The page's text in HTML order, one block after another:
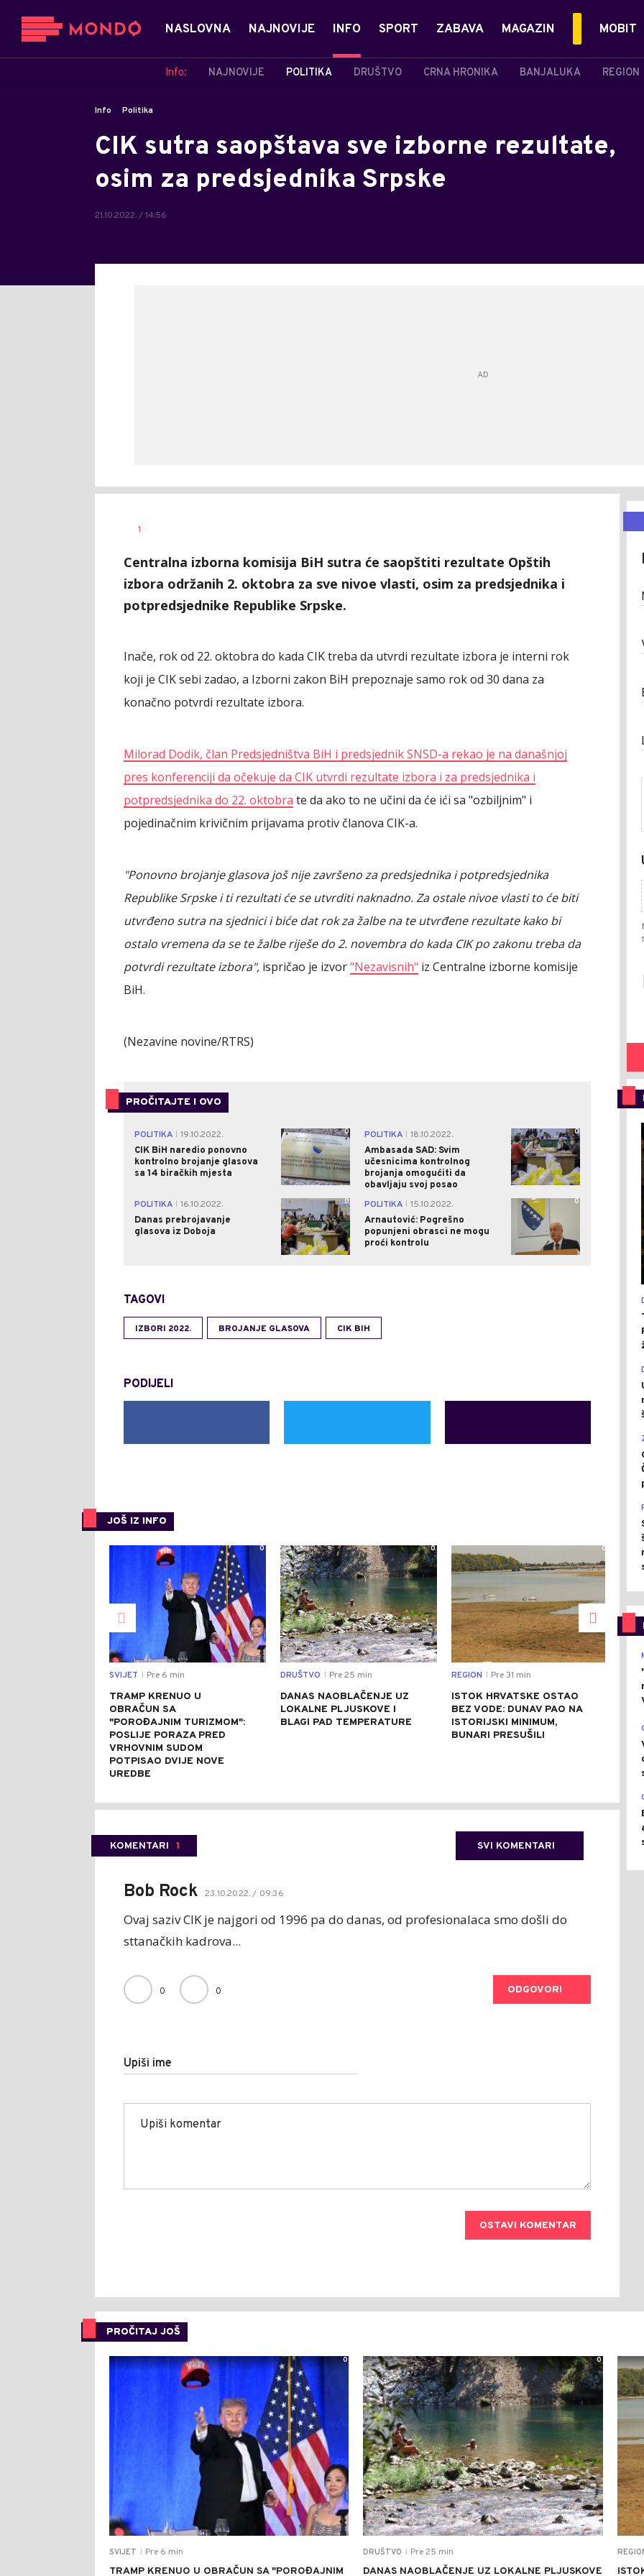
NASLOVNA NAJNOVIJE INFO
Info: NAJNOVIJE POLITIKA DRUŠTVO CRNA HRONIKA BANJALUKA REGION
SPORT ZABAVA MAGAZIN MOBIT
Info Politika
CIK sutra saopštava sve izborne rezultate,
osim za predsjednika Srpske
21.10.2022. / 14:56
AUTOR
1
Centralna izborna komisija BiH sutra će saopštiti rezultate Opštih
izbora održanih 2. oktobra za sve nivoe vlasti, osim za predsjednika i
potpredsjednike Republike Srpske.
Inače, rok od 22. oktobra do kada CIK treba da utvrdi rezultate izbora je interni rok
koji je CIK sebi zadao, a Izborni zakon BiH prepoznaje samo rok od 30 dana za
konačno potvrdi rezultate izbora.
Milorad Dodik, član Predsjedništva BiH i predsjednik SNSD-a rekao je na današnjoj
pres konferenciji da očekuje da CIK utvrdi rezultate izbora i za predsjednika i
potpredsjednika do 22. oktobra te da ako to ne učini da će ići sa "ozbiljnim" i
pojedinačnim krivičnim prijavama protiv članova CIK-a.
"Ponovno brojanje glasova još nije završeno za predsjednika i potpredsjednika
Republike Srpske i ti rezultati će se utvrditi naknadno. Za ostale nivoe vlasti to će biti
utvrđeno sutra na sjednici i biće dat rok za žalbe na te utvrđene rezultate kako bi
ostalo vremena da se te žalbe riješe do 2. novembra do kada CIK po zakonu treba da
potvrdi rezultate izbora", ispričao je izvor"Nezavisnih" iz Centralne izborne komisije
BiH.
(Nezavine novine/RTRS)
PROČITAJTE I OVO
POLITIKA
19.10.2022.
CIK BiH naredio ponovno
kontrolno brojanje glasova
sa 14 biračkih mjesta
0 POLITIKA
18.10.2022.
Ambasada SAD: Svim
učesnicima kontrolnog
brojanja omogućiti da
obavljaju svoj posao
0
POLITIKA
16.10.2022.
Danas prebrojavanje
glasova iz Doboja
0 POLITIKA
15.10.2022.
Arnautović: Pogrešno
popunjeni obrasci ne mogu
proći kontrolu
0
TAGOVI
IZBORI 2022. BROJANJE GLASOVA CIK BIH
PODIJELI
JOŠ IZ INFO
0
SVIJET Pre 6 min
TRAMP KRENUO U
OBRAČUN SA
"POROĐAJNIM TURIZMOM":
POSLIJE PORAZA PRED
VRHOVNIM SUDOM
POTPISAO DVIJE NOVE
UREDBE
0
DRUŠTVO Pre 25 min
DANAS NAOBLAČENJE UZ
LOKALNE PLJUSKOVE I
BLAGI PAD TEMPERATURE
0
REGION Pre 31 min
ISTOK HRVATSKE OSTAO
BEZ VODE: DUNAV PAO NA
ISTORIJSKI MINIMUM,
BUNARI PRESUŠILI
KOMENTARI 1 SVI KOMENTARI
Bob Rock 23.10.2022. / 09:36
Ovaj saziv CIK je najgori od 1996 pa do danas, od profesionalaca smo došli do
sttanačkih kadrova...
0 0 ODGOVORI
Upiši ime
OSTAVI KOMENTAR
PROČITAJ JOŠ
SVIJET Pre 6 min
TRAMP KRENUO U OBRAČUN SA "POROĐAJNIM
0
DRUŠTVO Pre 25 min
DANAS NAOBLAČENJE UZ LOKALNE PLJUSKOVE
0